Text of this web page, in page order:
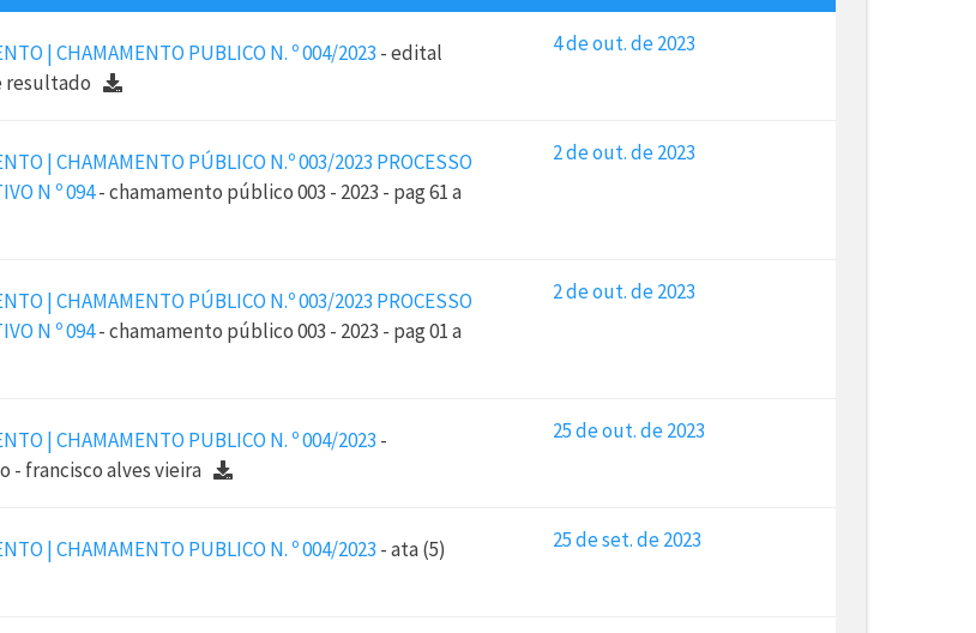
| CHAMAMENTO PUBLICO N. º 004/2023 - edital
resultado
4 de out. de 2023
| CHAMAMENTO PÚBLICO N.º 003/2023 PROCESSO
N º 094- chamamento público 003 - 2023 - pag 61 a
2 de out. de 2023
| CHAMAMENTO PÚBLICO N.º 003/2023 PROCESSO
N º 094- chamamento público 003 - 2023 - pag 01 a
2 de out. de 2023
| CHAMAMENTO PUBLICO N. º 004/2023 -
- francisco alves vieira
25 de out. de 2023
| CHAMAMENTO PUBLICO N. º 004/2023 - ata (5) 25 de set. de 2023